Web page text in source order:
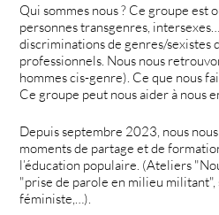
Qui sommes nous ? Ce groupe est
personnes transgenres,
discriminations de genres/sexistes
professionnels. Nous nous
hommes cis-genre). Ce que nous
Ce groupe peut nous aider à nous
Depuis septembre 2023, nous
moments de partage et de
l’éducation populaire. (Ateliers
"prise de parole en milieu militant",
féministe,…).